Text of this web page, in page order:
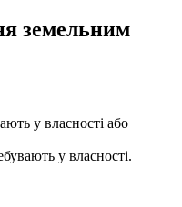
земельним
у власності або
у власності.